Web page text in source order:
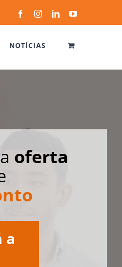
FacebookInstagramLinkedInYouTube
NOTÍCIAS
oferta
a